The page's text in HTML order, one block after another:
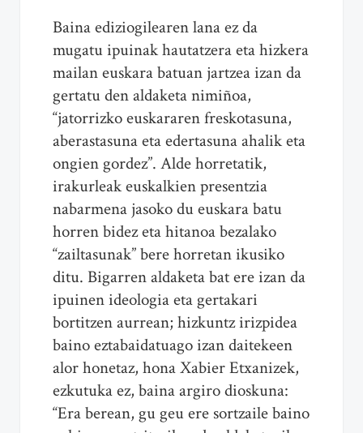
Baina ediziogilearen lana ez da
mugatu ipuinak hautatzera eta hizkera
mailan euskara batuan jartzea izan da
gertatu den aldaketa nimiñoa,
“jatorrizko euskararen freskotasuna,
aberastasuna eta edertasuna ahalik eta
ongien gordez”. Alde horretatik,
irakurleak euskalkien presentzia
nabarmena jasoko du euskara batu
horren bidez eta hitanoa bezalako
“zailtasunak” bere horretan ikusiko
ditu. Bigarren aldaketa bat ere izan da
ipuinen ideologia eta gertakari
bortitzen aurrean; hizkuntz irizpidea
baino eztabaidatuago izan daitekeen
alor honetaz, hona Xabier Etxanizek,
ezkutuka ez, baina argiro dioskuna:
“Era berean, gu geu ere sortzaile baino